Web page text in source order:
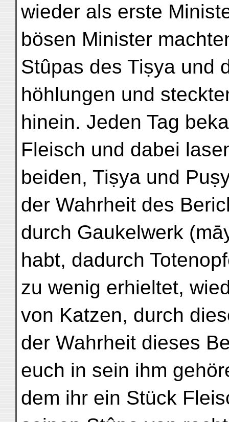
wieder als erste
bösen Minister
Stûpas des Tiṣya und
höhlungen und
hinein. Jeden Tag
Fleisch und dabei
beiden, Tiṣya und
der Wahrheit des
durch Gaukelwerk
habt, dadurch
zu wenig erhieltet,
von Katzen, durch
der Wahrheit dieses
euch in sein ihm
dem ihr ein Stück